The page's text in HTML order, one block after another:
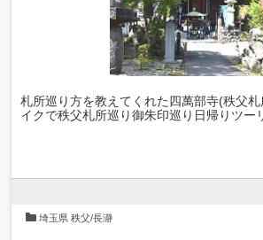
札所巡り方を教えてくれた四萬部寺(秩父
イクで秩父札所巡り御朱印巡り日帰りツー
埼玉県 秩父/長瀞